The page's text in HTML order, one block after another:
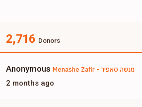
2,716 Donors
Anonymous Menashe Zafir - מנשה סאפיר
2 months ago